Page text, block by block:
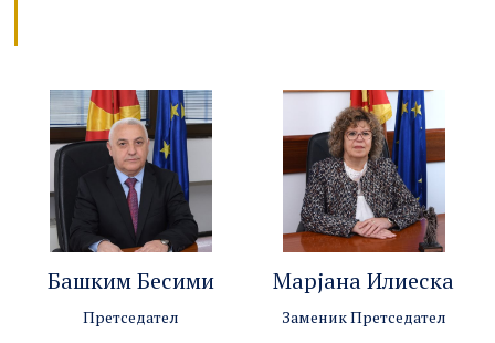
Башким Бесими
Претседател
Марјана Илиеска
Заменик Претседател